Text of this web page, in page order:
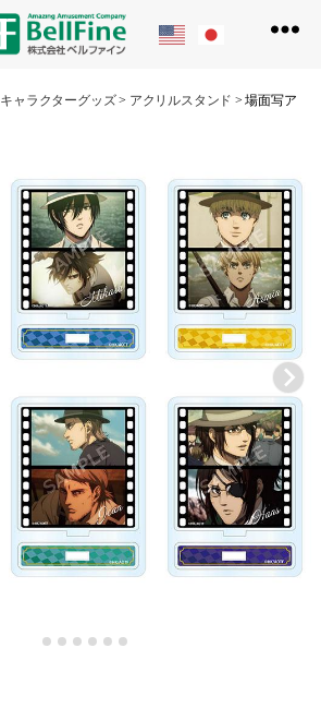
フ
キャラクターグッズ> アクリルスタンド >場面写アク